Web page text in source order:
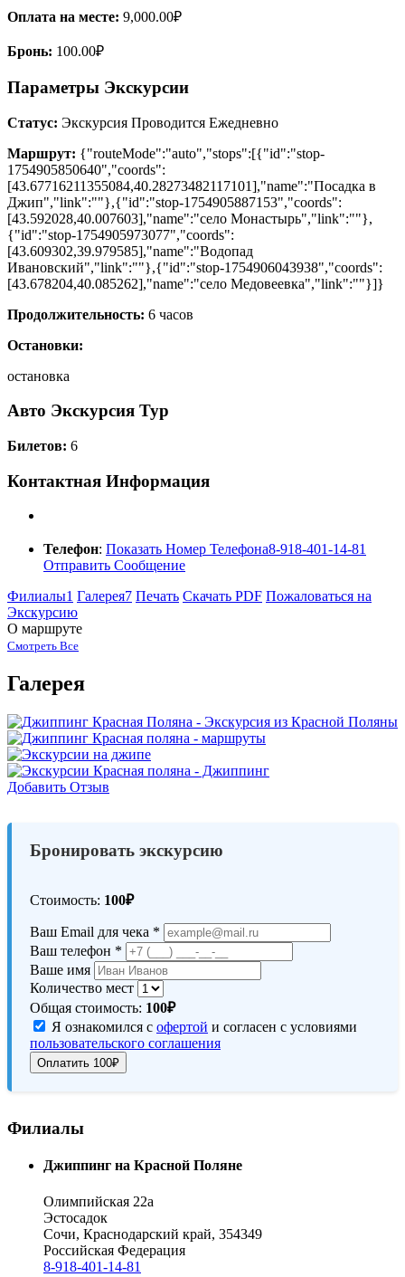
Оплата на месте: 9,000.00₽
Бронь: 100.00₽
Параметры Экскурсии
Статус: Экскурсия Проводится Ежедневно
Маршрут: {"routeMode":"auto","stops":[{"id":"stop-
1754905850640","coords":
[43.67716211355084,40.28273482117101],"name":"Посадка в
Джип","link":""},{"id":"stop-1754905887153","coords":
[43.592028,40.007603],"name":"село Монастырь","link":""},
{"id":"stop-1754905973077","coords":
[43.609302,39.979585],"name":"Водопад
Ивановский","link":""},{"id":"stop-1754906043938","coords":
[43.678204,40.085262],"name":"село Медовеевка","link":""}]}
Продолжительность: 6 часов
Остановки:
остановка
Авто Экскурсия Тур
Билетов: 6
Контактная Информация
Телефон: Показать Номер Телефона8-918-401-14-81
Отправить Сообщение
Филиалы1 Галерея7 Печать Скачать PDF Пожаловаться на
Экскурсию
О маршруте
Смотреть Все
Галерея
Добавить Отзыв
Бронировать экскурсию
Стоимость: 100₽
Ваш Email для чека *
Ваш телефон *
Ваше имя
Количество мест
Общая стоимость: 100₽
Я ознакомился с офертой и согласен с условиями
пользовательского соглашения
Филиалы
Джиппинг на Красной Поляне
Олимпийская 22а
Эстосадок
Сочи, Краснодарский край, 354349
Российская Федерация
8-918-401-14-81